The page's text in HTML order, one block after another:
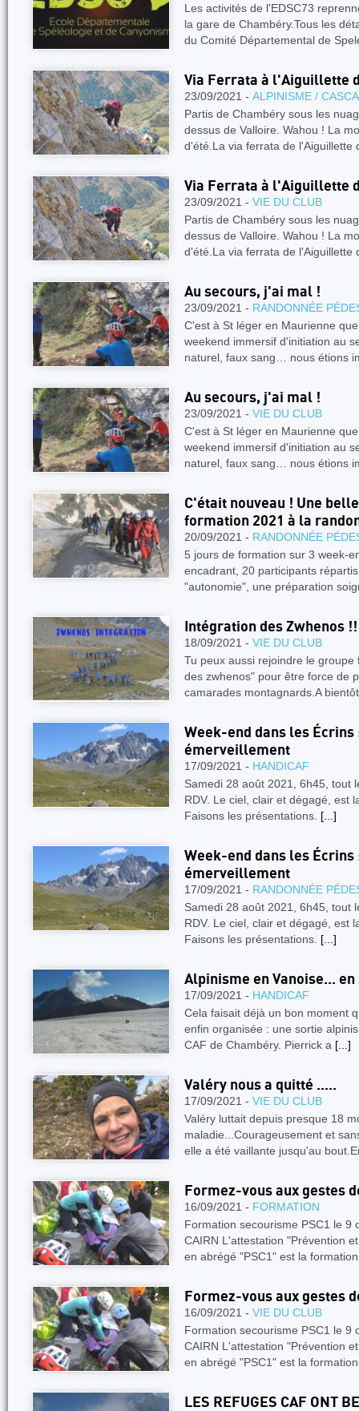
Les activités de l'EDSC73
la gare de Chambéry.Tous les
du Comité Départemental de
Via Ferrata à l'Aiguillette
23/09/2021 - ALPINISME /
Partis de Chambéry sous les
dessus de Valloire. Wahou ! La
d'été.La via ferrata de l'Aiguillette
Via Ferrata à l'Aiguillette
23/09/2021 - VIE DU CLUB
Partis de Chambéry sous les
dessus de Valloire. Wahou ! La
d'été.La via ferrata de l'Aiguillette
Au secours, j'ai mal !
23/09/2021 - RANDONNÉE
C'est à St léger en Maurienne
weekend immersif d'initiation au
naturel, faux sang… nous étions
Au secours, j'ai mal !
23/09/2021 - VIE DU CLUB
C'est à St léger en Maurienne
weekend immersif d'initiation au
naturel, faux sang… nous étions
C'était nouveau ! Une
formation 2021 à la
20/09/2021 - RANDONNÉE
5 jours de formation sur 3 week-
encadrant, 20 participants
"autonomie", une préparation
Intégration des Zwhenos !!
18/09/2021 - VIE DU CLUB
Tu peux aussi rejoindre le
des zwhenos" pour être force de
camarades montagnards.A
Week-end dans les
émerveillement
17/09/2021 - HANDICAF
Samedi 28 août 2021, 6h45, tout
RDV. Le ciel, clair et dégagé, est
Faisons les présentations. [...]
Week-end dans les
émerveillement
17/09/2021 - RANDONNÉE
Samedi 28 août 2021, 6h45, tout
RDV. Le ciel, clair et dégagé, est
Faisons les présentations. [...]
Alpinisme en Vanoise...
17/09/2021 - HANDICAF
Cela faisait déjà un bon moment
enfin organisée : une sortie
CAF de Chambéry. Pierrick a [...]
Valéry nous a quitté .....
17/09/2021 - VIE DU CLUB
Valéry luttait depuis presque 18
maladie...Courageusement et
elle a été vaillante jusqu'au
Formez-vous aux gestes
16/09/2021 - FORMATION
Formation secourisme PSC1 le 9
CAIRN L'attestation "Prévention
en abrégé "PSC1" est la
Formez-vous aux gestes
16/09/2021 - VIE DU CLUB
Formation secourisme PSC1 le 9
CAIRN L'attestation "Prévention
en abrégé "PSC1" est la
LES REFUGES CAF ONT